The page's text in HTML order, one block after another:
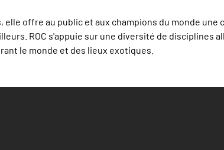
elle offre au public et aux champions du monde
ROC s'appuie sur une diversité de disciplines
le monde et des lieux exotiques.